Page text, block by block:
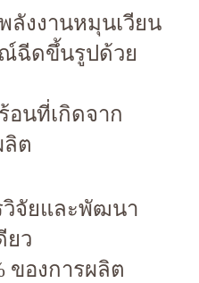
ลังงานหมุนเวียน
ฉีดขึ้นรูปด้วย
อนที่เกิดจาก
ลิต
วิจัยและพัฒนา
ยว
ของการผลิต